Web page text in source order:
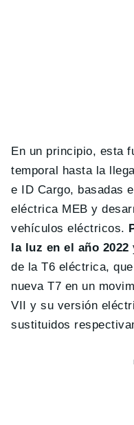
En un principio, esta
temporal hasta la
e ID Cargo, basadas
eléctrica MEB y
vehículos eléctricos.
la luz en el año 2022
de la T6 eléctrica,
nueva T7 en un
VII y su versión
sustituidos